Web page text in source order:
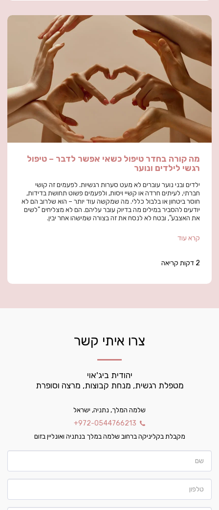
מה קורה בחדר טיפול כשאי אפשר לדבר – טיפול
רגשי לילדים ונוער
ילדים ובני נוער עוברים לא מעט סערות רגשיות. לפעמים זה קושי
חברתי, לעיתים חרדה או קשיי ויסות, ולפעמים פשוט תחושת בדידות,
חוסר ביטחון או בלבול כללי. מה שמקשה עוד יותר – הוא שלרוב הם לא
יודעים להסביר במילים מה בדיוק עובר עליהם. הם לא מצליחים "לשים
את האצבע", ובטח לא לנסח את זה בצורה שמישהו אחר יבין.
קרא עוד
2 דקות קריאה
צרו איתי קשר
מטפלת רגשית, מנחת קבוצות, מרצה וסופרת
שלמה המלך, נתניה, ישראל
+972-0544766213
מקבלת בקליניקה ברחוב שלמה במלך בנתניה ואונליין בזום